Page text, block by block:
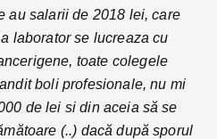
au salarii de 2018 lei, care
laborator se lucreaza cu
toate colegele
boli profesionale, nu mi
de lei si din aceia să se
(..) dacă după sporul